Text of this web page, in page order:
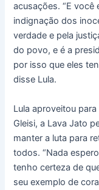
acusações. “E
indignação dos
verdade e pela
do povo, e é a
por isso que eles
disse Lula.
Lula aproveitou
Gleisi, a Lava Jato
manter a luta para
todos. “Nada
tenho certeza de
seu exemplo de